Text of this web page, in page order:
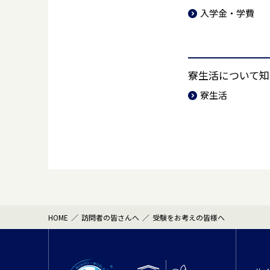
入学金・学費
寮生活について
寮生活
HOME 訪問者の皆さんへ 受験をお考えの皆様へ